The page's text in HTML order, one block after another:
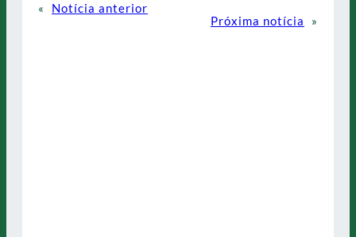
«
Notícia anterior
Próxima notícia
»